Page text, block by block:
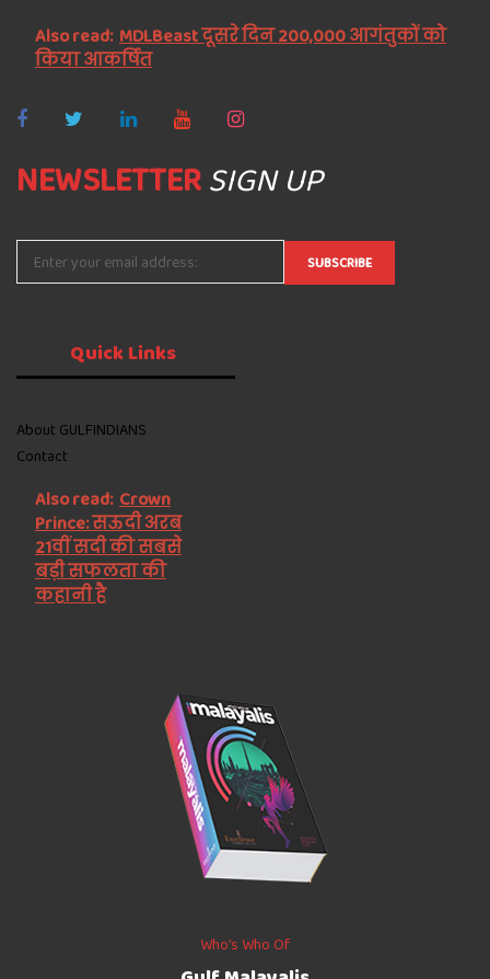
Also read: MDLBeast दूसरे दिन 200,000 आगंतुकों को
किया आकर्षित
NEWSLETTERSIGN UP
QuickLinks
About GULFINDIANS
Contact
Also read: Crown
Prince: सऊदी अरब
21वीं सदी की सबसे
बड़ी सफलता की
कहानी है
Who’s Who Of